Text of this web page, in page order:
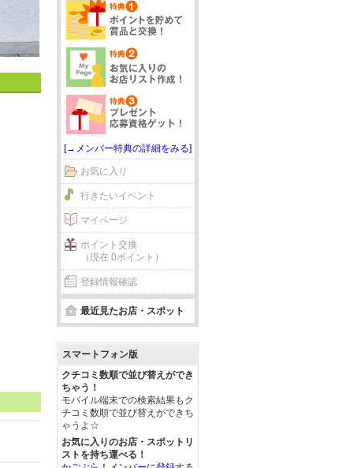
[→メンバー特典の詳細をみる]
お気に入り
行きたいイベント
マイページ
ポイント交換
（現在 0ポイント）
登録情報確認
最近見たお店・スポット
スマートフォン版
クチコミ数順で並び替えができ
ちゃう！
モバイル端末での検索結果もク
チコミ数順で並び替えができち
ゃうよ☆
お気に入りのお店・スポットリ
ストを持ち運べる！